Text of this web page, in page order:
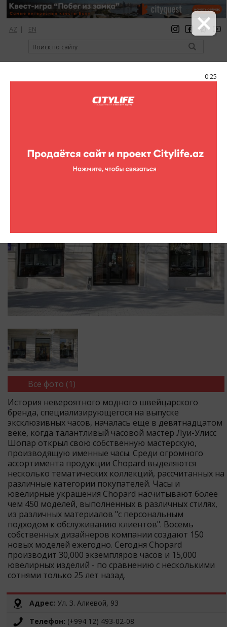
0:25
AZ | EN
регистрация вход Citylife Magazine
Chopard
Все фото (1)
История невероятного модного швейцарского
бренда, специализирующегося на выпуске
эксклюзивных часов, началась еще в девятнадцатом
веке, когда талантливый часовой мастер Луи-Улисс
Шопар открыл свою собственную мастерскую,
производящую именные часы. Среди огромного
ассортимента продукции Chopard выделяются
несколько тематических коллекций, рассчитанных на
различные категории покупателей. Часы и
ювелирные украшения Chopard насчитывают более
чем 450 моделей, выполненных в различных стилях,
из различных материалов "с персональным
подходом к обслуживанию клиентов". Восемь
собственных дизайнеров компании создают 150
новых моделей ежегодно. Сегодня Chopard
производит 30,000 экземпляров часов и 15,000
ювелирных изделий - по сравнению с несколькими
сотнями только 25 лет назад.
Адрес: Ул. З. Алиевой, 93
Телефон: (+994 12) 493-02-08